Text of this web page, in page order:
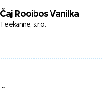
Čaj Rooibos Vanilka
Teekanne, s.r.o.